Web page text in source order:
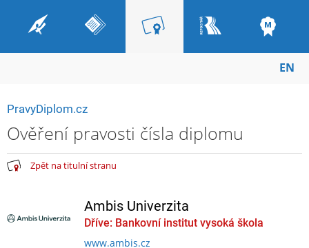
EN
PravyDiplom.cz
Ověření pravosti čísla diplomu
Zpět na titulní stranu
Ambis Univerzita
Dříve: Bankovní institut vysoká škola
www.ambis.cz